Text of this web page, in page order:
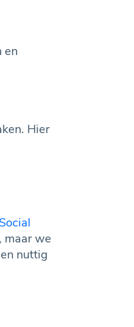
en
Hier
maar we
nuttig